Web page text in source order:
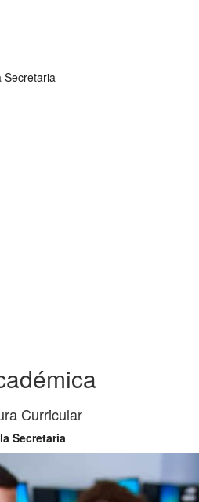
Secretaria
Curricular
Secretaria